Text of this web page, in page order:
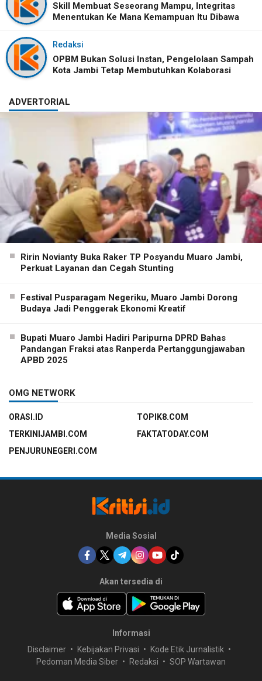
Skill Membuat Seseorang Mampu, Integritas
Menentukan Ke Mana Kemampuan Itu Dibawa
Redaksi
OPBM Bukan Solusi Instan, Pengelolaan Sampah
Kota Jambi Tetap Membutuhkan Kolaborasi
ADVERTORIAL
Ririn Novianty Buka Raker TP Posyandu Muaro Jambi,
Perkuat Layanan dan Cegah Stunting
Festival Pusparagam Negeriku, Muaro Jambi Dorong
Budaya Jadi Penggerak Ekonomi Kreatif
Bupati Muaro Jambi Hadiri Paripurna DPRD Bahas
Pandangan Fraksi atas Ranperda Pertanggungjawaban
APBD 2025
OMG NETWORK
ORASI.ID
TOPIK8.COM
TERKINIJAMBI.COM
FAKTATODAY.COM
PENJURUNEGERI.COM
Media Sosial
Akan tersedia di
Informasi
Disclaimer
Kebijakan Privasi
Kode Etik Jurnalistik
Pedoman Media Siber
Redaksi SOP Wartawan